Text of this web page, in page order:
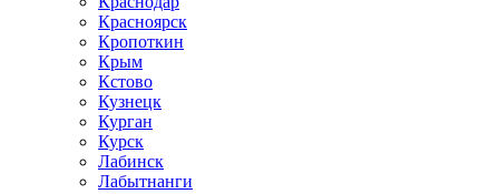
Красноярск
Кропоткин
Крым
Кстово
Кузнецк
Курган
Курск
Лабинск
Лабытнанги